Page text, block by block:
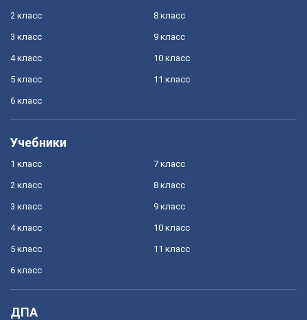
2 класс
3 класс
4 класс
5 класс
6 класс
8 класс
9 класс
10 класс
11 класс
Учебники
1 класс
2 класс
3 класс
4 класс
5 класс
6 класс
7 класс
8 класс
9 класс
10 класс
11 класс
ДПА